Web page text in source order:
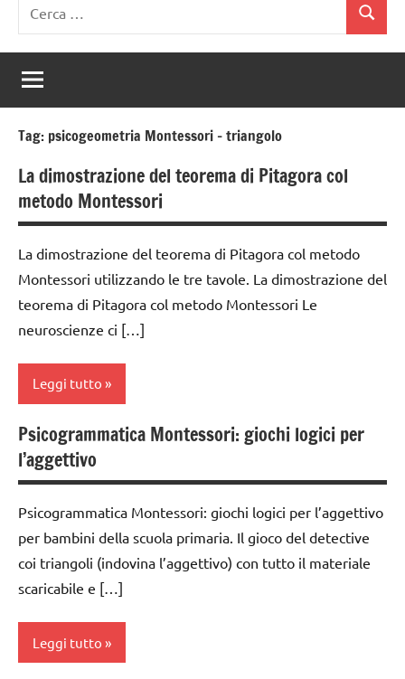
per:
Cerca
Tag: psicogeometria Montessori – triangolo
La dimostrazione del teorema di Pitagora col
metodo Montessori
La dimostrazione del teorema di Pitagora col metodo
Montessori utilizzando le tre tavole. La dimostrazione del
teorema di Pitagora col metodo Montessori Le
neuroscienze ci […]
Leggi tutto
classe
3a
4a
5a
anni
Psicogrammatica Montessori: giochi logici per
l’aggettivo
Psicogrammatica Montessori: giochi logici per l’aggettivo
per bambini della scuola primaria. Il gioco del detective
coi triangoli (indovina l’aggettivo) con tutto il materiale
scaricabile e […]
Leggi tutto